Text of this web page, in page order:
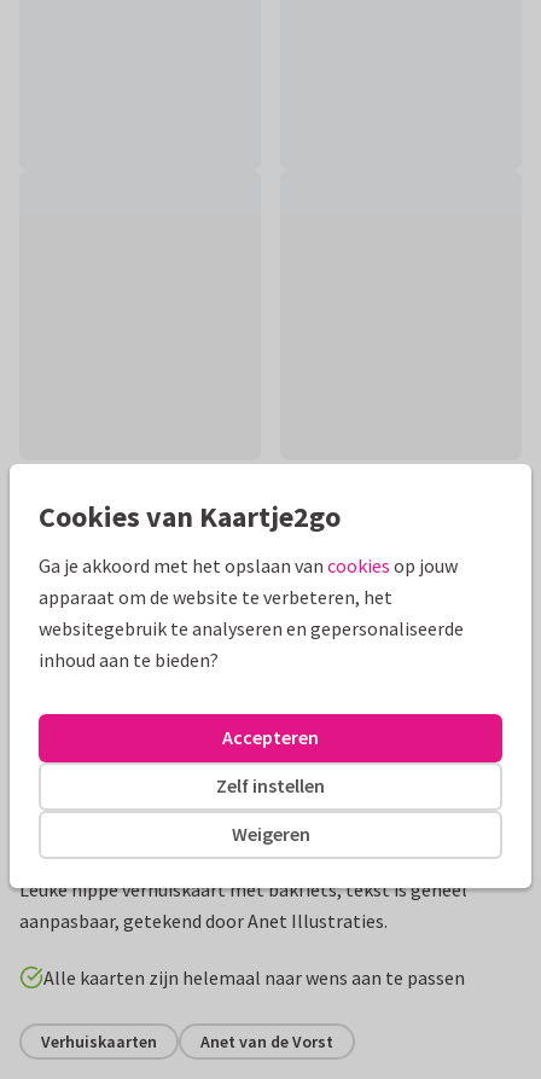
Mooie extra's bij je kaart
Leuke hippe verhuiskaart met bakfiets, tekst is geheel
aanpasbaar, getekend door Anet Illustraties.
Alle kaarten zijn helemaal naar wens aan te passen
Verhuiskaarten Anet van de Vorst
Cookies van Kaartje2go
Ga je akkoord met het opslaan van cookies op jouw
apparaat om de website te verbeteren, het
websitegebruik te analyseren en gepersonaliseerde
inhoud aan te bieden?
Weigeren
Zelf instellen
Accepteren